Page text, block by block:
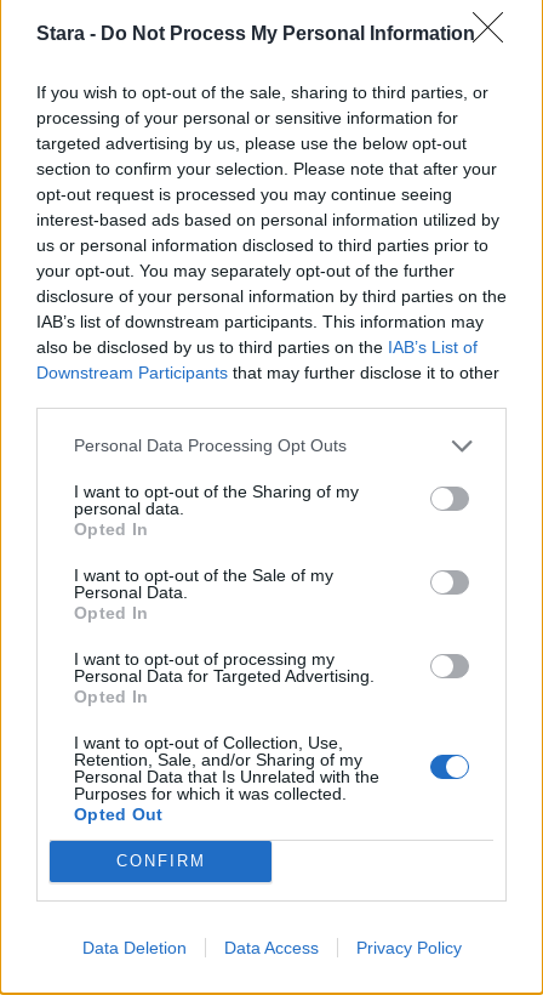
Stara - Do Not Process My Personal Information
If you wish to opt-out of the sale, sharing to third parties, or
processing of your personal or sensitive information for
targeted advertising by us, please use the below opt-out
section to confirm your selection. Please note that after your
opt-out request is processed you may continue seeing
interest-based ads based on personal information utilized by
us or personal information disclosed to third parties prior to
your opt-out. You may separately opt-out of the further
disclosure of your personal information by third parties on the
IAB’s list of downstream participants. This information may
also be disclosed by us to third parties on the IAB’s List of
Downstream Participants that may further disclose it to other
Personal Data Processing Opt Outs
I want to opt-out of the Sharing of my
personal data.
Opted In
I want to opt-out of the Sale of my
Personal Data.
Opted In
I want to opt-out of processing my
Personal Data for Targeted Advertising.
Opted In
I want to opt-out of Collection, Use,
Retention, Sale, and/or Sharing of my
Personal Data that Is Unrelated with the
Purposes for which it was collected.
Opted Out
CONFIRM
Data Deletion Data Access Privacy Policy
Staran luetuimmat
1